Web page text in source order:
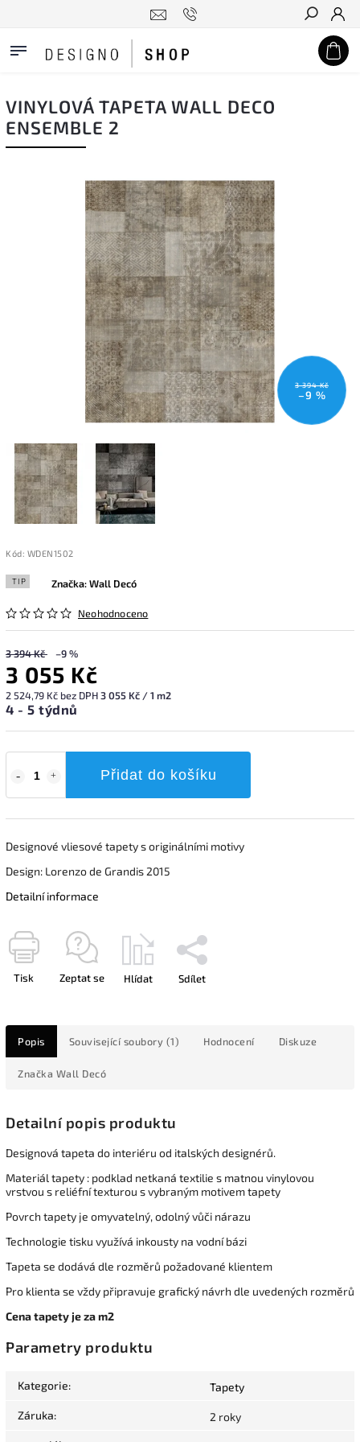
Hledat
VINYLOVÁ TAPETA WALL DECO
ENSEMBLE 2
3 394 Kč
–9 %
Kód: WDEN1502
TIP
Neohodnoceno
Značka:Wall Decó
3 394 Kč –9 %
3 055 Kč
2 524,79 Kč bez DPH3 055 Kč / 1 m2
4 - 5 týdnů
Přidat do košíku
Designové vliesové tapety s originálními motivy
Design: Lorenzo de Grandis 2015
Detailní informace
Tisk Zeptat se Hlídat Sdílet
Popis Související soubory (1) Hodnocení Diskuze
Značka Wall Decó
Detailní popis produktu
Designová tapeta do interiéru od italských designérů.
Materiál tapety : podklad netkaná textilie s matnou vinylovou
vrstvou s reliéfní texturou s vybraným motivem tapety
Povrch tapety je omyvatelný, odolný vůči nárazu
Technologie tisku využívá inkousty na vodní bázi
Tapeta se dodává dle rozměrů požadované klientem
Pro klienta se vždy připravuje grafický návrh dle uvedených rozměrů
Cena tapety je za m2
Parametry produktu
Kategorie: Tapety
Záruka: 2 roky